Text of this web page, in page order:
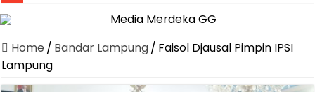
Home / Bandar Lampung/ Faisol Djausal Pimpin IPSI
Lampung